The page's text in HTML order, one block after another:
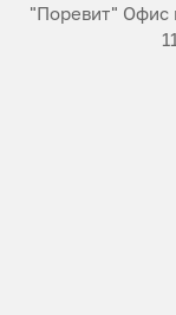
"Поревит" Офис